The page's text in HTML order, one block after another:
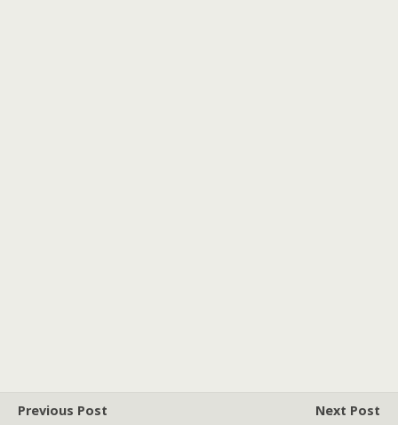
Previous Post
Next Post